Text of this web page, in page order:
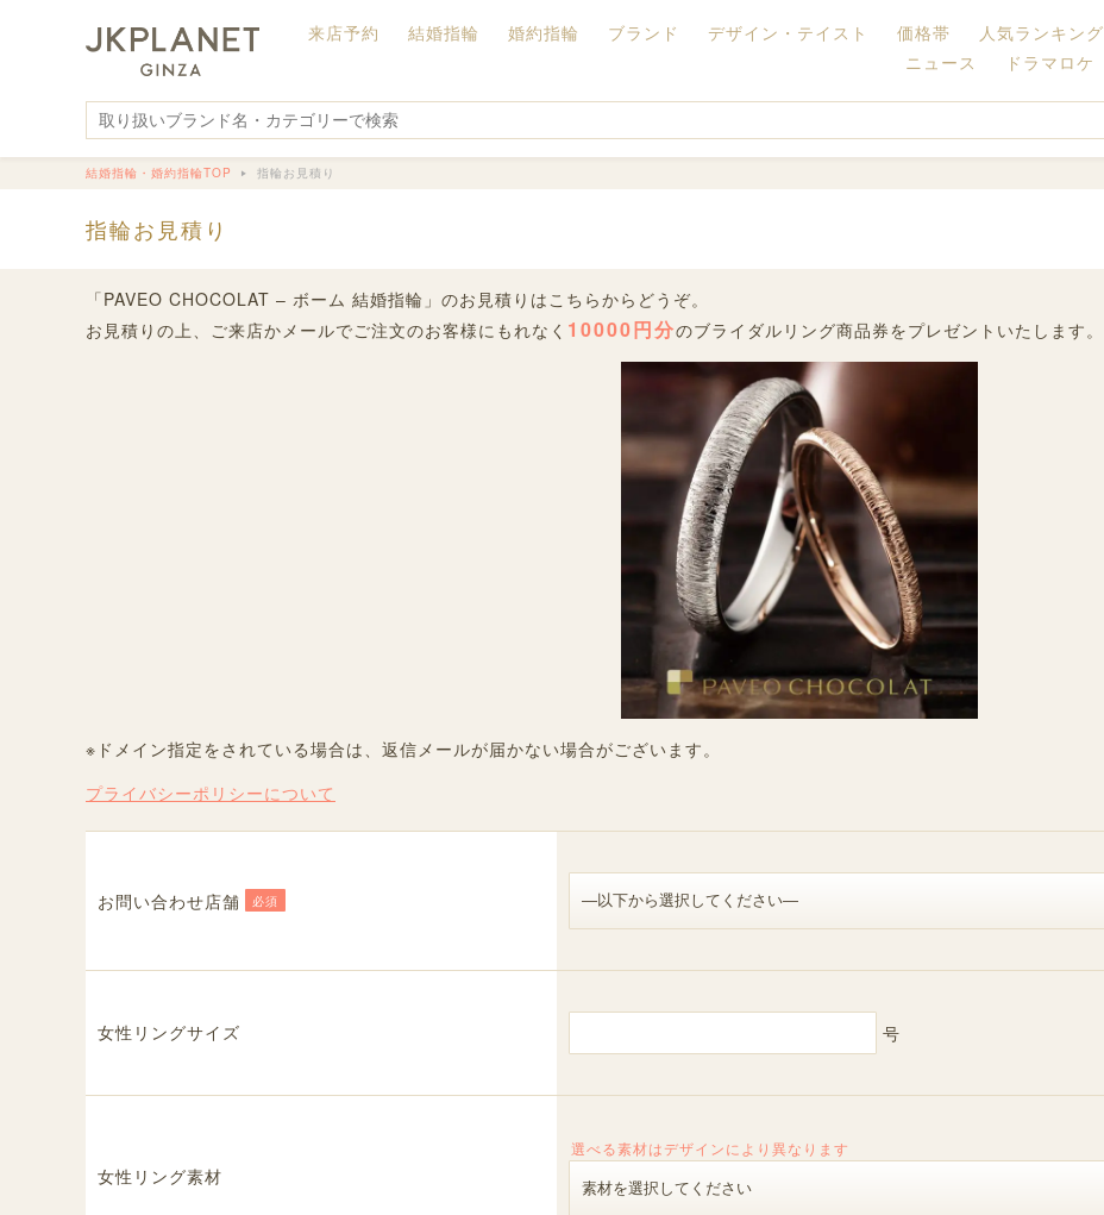
来店予約 結婚指輪 婚約指輪 ブランド デザイン・テイスト 価格帯 人気ランキング
ニュース
ドラマロケ
結婚指輪・婚約指輪TOP 指輪お見積り
指輪お見積り
「PAVEO CHOCOLAT – ボーム 結婚指輪」のお見積りはこちらからどうぞ。
お見積りの上、ご来店かメールでご注文のお客様にもれなく 10000円分のブライダルリング商品券をプレゼントいたします。
※ドメイン指定をされている場合は、返信メールが届かない場合がございます。
プライバシーポリシーについて
お問い合わせ店舗 必須
女性リングサイズ 号
女性リング素材
選べる素材はデザインにより異なります